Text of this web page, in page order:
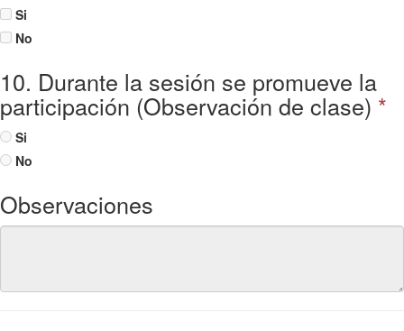
Si
No
10. Durante la sesión se promueve la
participación (Observación de clase) *
Si
No
Observaciones